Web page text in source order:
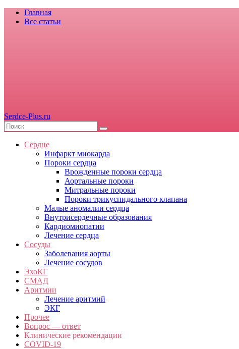
Главная
Все статьи
Serdce-Plus.ru
Сердце
Инфаркт миокарда
Пороки сердца
Врожденные пороки сердца
Аортальные пороки
Митральные пороки
Пороки трикуспидального клапана
Малые аномалии сердца
Внутрисердечные образования
Кардиомиопатии
Лечение сердца
Сосуды
Заболевания аорты
Лечение сосудов
ЭхоКГ
СМАД
Аритмии
Лечение аритмий
ЭКГ
Прочее
Вопрос — ответ
Клинические рекомендации
COVID-19